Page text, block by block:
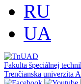
RU
UA
Fakulta špeciálnej
Trenčianska univerzita